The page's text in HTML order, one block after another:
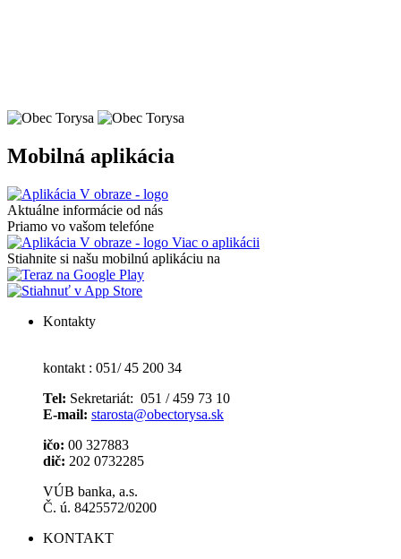
Mobilná aplikácia
Aktuálne informácie od nás
Priamo vo vašom telefóne
Viac o aplikácii
Stiahnite si našu mobilnú aplikáciu na
Kontakty
kontakt : 051/ 45 200 34
Tel: Sekretariát: 051 / 459 73 10
E-mail: starosta@obectorysa.sk
ičo: 00 327883
dič: 202 0732285
VÚB banka, a.s.
Č. ú. 8425572/0200
KONTAKT